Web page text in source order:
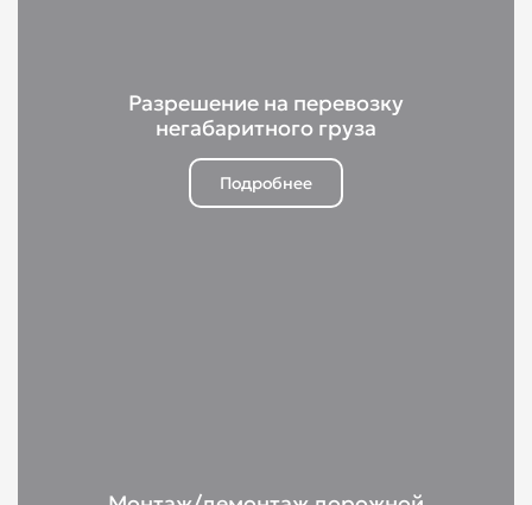
Разрешение на перевозку
негабаритного груза
Подробнее